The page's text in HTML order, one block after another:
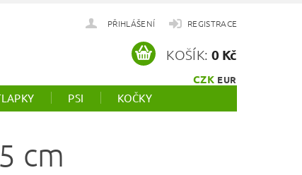
PŘIHLÁŠENÍ REGISTRACE
CZK EUR
KOŠÍK: 0 Kč
PSI KOČKY
cm